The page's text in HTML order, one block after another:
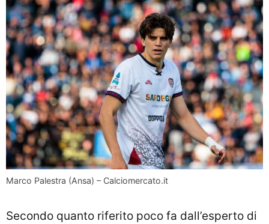
Marco Palestra (Ansa) – Calciomercato.it
Secondo quanto riferito poco fa dall’esperto di